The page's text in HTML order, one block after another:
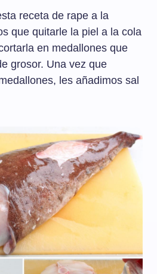
receta de rape a la
que quitarle la piel a la cola
en medallones que
grosor. Una vez que
les añadimos sal